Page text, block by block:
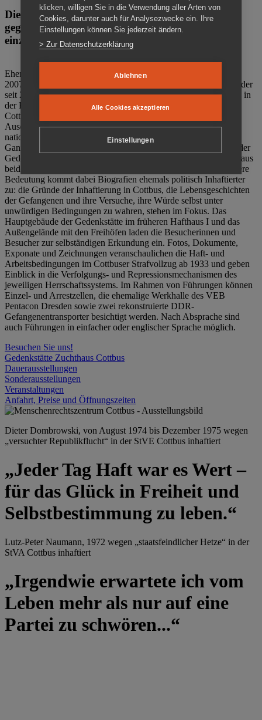
Die Gedenkstätte Zuchthaus Cottbus ist ein Ort
gegen das Vergessen. Anschaulich, nah und
einzigartig.
Ehemalige politische Häftlinge der DDR gründeten im Oktober
2007 den Verein Menschenrechtszentrum Cottbus e. V. (MRZ), der
seit 2011 Eigentümer des ehemaligen Gefängnisses (1860-2002) in
der Bautzener Straße und Träger der Gedenkstätte Zuchthaus
Cottbus ist. Im Zentrum der Arbeit der Gedenkstätte steht die
Auseinandersetzung mit politischem Unrecht während der
nationalsozialistischen Terrorherrschaft und der SED-Diktatur.
Ganzjährig zeigen mehrere Dauer- und Sonderausstellungen in der
Gedenkstätte Zuchthaus Cottbus Beispiele politischen Unrechts aus
beiden deutschen Diktaturen des 20. Jahrhunderts. Eine besondere
Bedeutung kommt dabei Biografien ehemals politisch Inhaftierter
zu: die Gründe der Inhaftierung in Cottbus, die Lebensgeschichten
der Gefangenen und ihre Versuche, ihre Würde selbst unter
unwürdigen Bedingungen zu wahren, stehen im Fokus. Das
Hauptgebäude der Gedenkstätte im früheren Hafthaus I und das
Außengelände mit den Freihöfen laden die Besucherinnen und
Besucher zur selbständigen Erkundung ein. Fotos, Dokumente,
Exponate und Zeichnungen veranschaulichen die Haft- und
Arbeitsbedingungen im Cottbuser Strafvollzug ab 1933 und geben
Einblick in die Verfolgungs- und Repressionsmechanismen des
jeweiligen Herrschaftssystems. Im Rahmen von Führungen können
Einzel- und Arrestzellen, die ehemalige Werkhalle des VEB
Pentacon Dresden sowie zwei rekonstruierte DDR-
Gefangenentransporter besichtigt werden. Nach Absprache sind
auch Führungen in einfacher oder englischer Sprache möglich.
Besuchen Sie uns!
Gedenkstätte Zuchthaus Cottbus
Dauerausstellungen
Sonderausstellungen
Veranstaltungen
Anfahrt, Preise und Öffnungszeiten
Dieter Dombrowski, von August 1974 bis Dezember 1975 wegen
„versuchter Republikflucht“ in der StVE Cottbus inhaftiert
„Jeder Tag Haft war es Wert –
für das Glück in Freiheit und
Selbstbestimmung zu leben.“
Lutz-Peter Naumann, 1972 wegen „staatsfeindlicher Hetze“ in der
StVA Cottbus inhaftiert
„Irgendwie erwartete ich vom
Leben mehr als nur auf eine
Partei zu schwören...“
klicken, willigen Sie in die Verwendung aller Arten von
Cookies, darunter auch für Analysezwecke ein. Ihre
Einstellungen können Sie jederzeit ändern.
> Zur Datenschutzerklärung
Ablehnen
Alle Cookies akzeptieren
Einstellungen